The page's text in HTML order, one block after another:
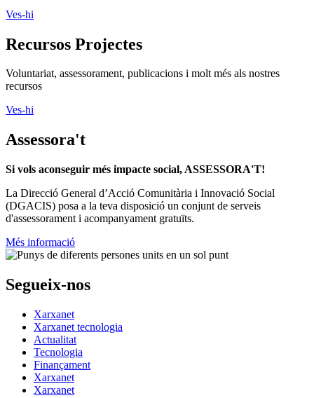
Ves-hi
Recursos Projectes
Voluntariat, assessorament, publicacions i molt més als nostres
recursos
Ves-hi
Assessora't
Si vols aconseguir més impacte social, ASSESSORA'T!
La Direcció General d’Acció Comunitària i Innovació Social
(DGACIS) posa a la teva disposició un conjunt de serveis
d'assessorament i acompanyament gratuïts.
Més informació
Segueix-nos
Xarxanet
Xarxanet tecnologia
Actualitat
Tecnologia
Finançament
Xarxanet
Xarxanet